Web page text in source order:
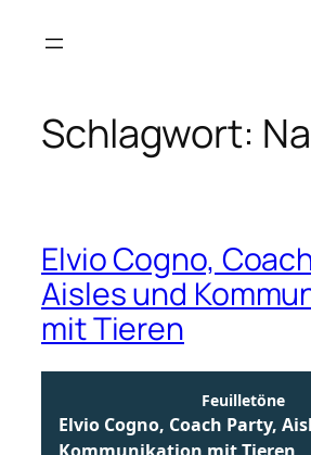
Inhalt
Schlagwort:
Elvio Cogno,
Aisles und
mit Tieren